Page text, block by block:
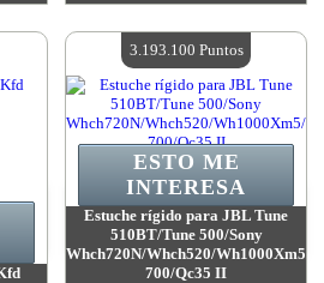
Cantidad disponible:4
Estuche rígido para JBL Tune
510BT/Tune 500/Sony
Whch720N/Whch520/Wh1000Xm5/
700/Qc35 II
ESTO ME
INTERESA
3.193.100 Puntos